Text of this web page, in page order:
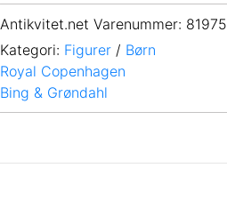
Antikvitet.net Varenummer: 81975
Kategori: Figurer / Børn
Royal Copenhagen
Bing & Grøndahl